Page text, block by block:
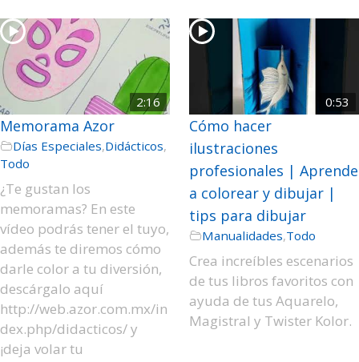
2:16
Memorama Azor
Días Especiales,Didácticos,
Todo
¿Te gustan los
memoramas? En este
vídeo podrás tener el tuyo,
además te diremos cómo
darle color a tu diversión,
descárgalo aquí
http://web.azor.com.mx/in
dex.php/didacticos/ y
¡deja volar tu
0:53
Cómo hacer
ilustraciones
profesionales | Aprende
a colorear y dibujar |
tips para dibujar
Manualidades,Todo
Crea increíbles escenarios
de tus libros favoritos con
ayuda de tus Aquarelo,
Magistral y Twister Kolor.